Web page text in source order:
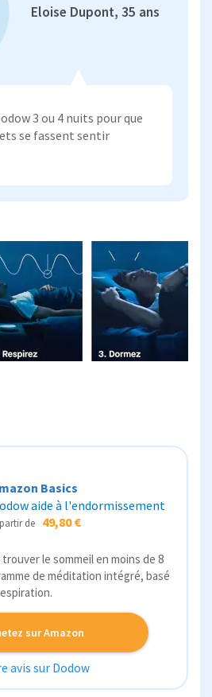
3 ou 4 nuits pour que
se fassent sentir
Eloise Dupont, 35 ans
Basics
aide à l'endormissement
de 49,80 €
le sommeil en moins de 8
de méditation intégré, basé
sur Amazon
avis sur Dodow